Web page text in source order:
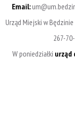
Email:
Urząd Miejski w
267-
W poniedziałki urząd